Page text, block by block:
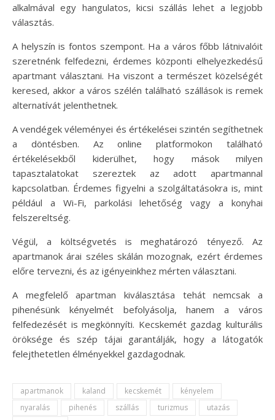
alkalmával egy hangulatos, kicsi szállás lehet a legjobb
választás.
A helyszín is fontos szempont. Ha a város főbb látnivalóit
szeretnénk felfedezni, érdemes központi elhelyezkedésű
apartmant választani. Ha viszont a természet közelségét
keresed, akkor a város szélén található szállások is remek
alternatívát jelenthetnek.
A vendégek véleményei és értékelései szintén segíthetnek
a döntésben. Az online platformokon található
értékelésekből kiderülhet, hogy mások milyen
tapasztalatokat szereztek az adott apartmannal
kapcsolatban. Érdemes figyelni a szolgáltatásokra is, mint
például a Wi-Fi, parkolási lehetőség vagy a konyhai
felszereltség.
Végül, a költségvetés is meghatározó tényező. Az
apartmanok árai széles skálán mozognak, ezért érdemes
előre tervezni, és az igényeinkhez mérten választani.
A megfelelő apartman kiválasztása tehát nemcsak a
pihenésünk kényelmét befolyásolja, hanem a város
felfedezését is megkönnyíti. Kecskemét gazdag kulturális
öröksége és szép tájai garantálják, hogy a látogatók
felejthetetlen élményekkel gazdagodnak.
apartmanok kaland kecskemét
kényelem
nyaralás
pihenés szállás turizmus
utazás